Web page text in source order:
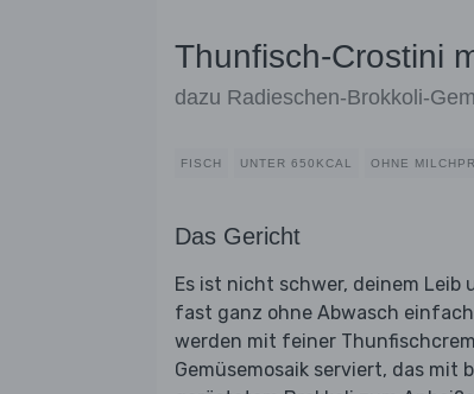
Thunfisch-Crostini
dazu Radieschen-Brokkoli-
FISCH UNTER 650KCAL OHNE
Das Gericht
Es ist nicht schwer, deinem
fast ganz ohne Abwasch
werden mit feiner
Gemüsemosaik serviert, das mit